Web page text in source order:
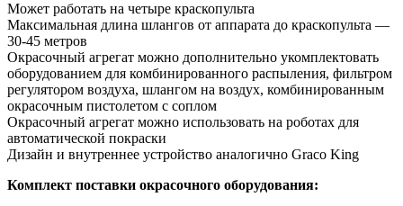
Может работать на четыре краскопульта
Максимальная длина шлангов от аппарата до краскопульта —
30-45 метров
Окрасочный агрегат можно дополнительно укомплектовать
оборудованием для комбинированного распыления, фильтром
регулятором воздуха, шлангом на воздух, комбинированным
окрасочным пистолетом с соплом
Окрасочный агрегат можно использовать на роботах для
автоматической покраски
Дизайн и внутреннее устройство аналогично Graco King
Комплект поставки окрасочного оборудования: